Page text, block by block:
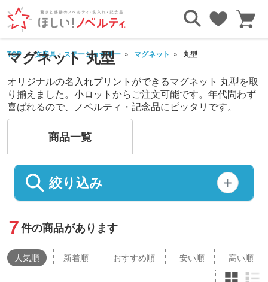
TOP 文房具・ステーショナリー マグネット 丸型
マグネット 丸型
オリジナルの名入れプリントができるマグネット 丸型を取
り揃えました。小ロットからご注文可能です。年代問わず
喜ばれるので、ノベルティ・記念品にピッタリです。
商品一覧
絞り込み
7件の商品があります
人気順 新着順 おすすめ順 安い順 高い順